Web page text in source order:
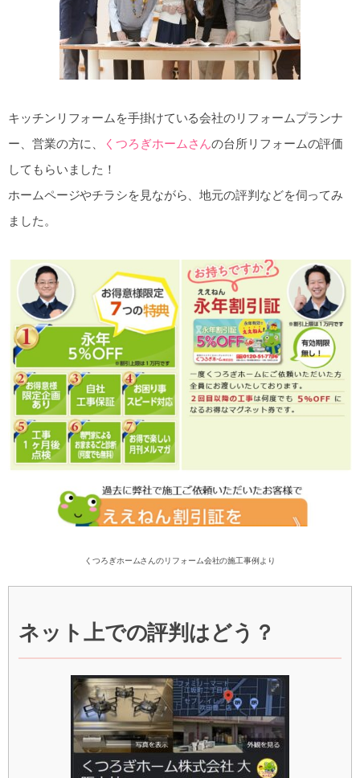
キッチンリフォームを手掛けている会社のリフォームプランナ
ー、営業の方に、
くつろぎホームさんの台所リフォームの評価
してもらいました！
ホームページやチラシを見ながら、地元の評判などを伺ってみ
ました。
くつろぎホームさんのリフォーム会社の施工事例より
ネット上での評判はどう？